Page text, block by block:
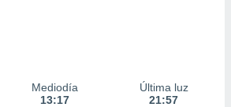
Mediodía
13:17
Última luz
21:57